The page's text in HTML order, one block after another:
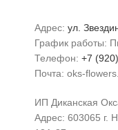
Адрес: ул.
График работы:
Телефон: +7
Почта: oks-
ИП Диканская
Адрес: 603065 г.